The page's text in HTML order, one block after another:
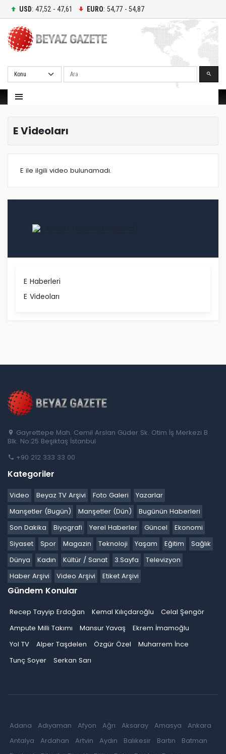
USD: 47,52 - 47,61 EURO: 54,77 - 54,87
Ara
E Videoları
E ile ilgili video bulunamadı.
E Haberleri
E Videoları
Gayrettepe Mah. Cemil Arslan Güder Sk. Otim İş Merkezi B
Blk. No:25 Beşiktaş İstanbul
+90 212 333 33 00
Kategoriler
Video Beyaz TV Arşivi Foto Galeri
Yazarlar
Manşetler (Bugün)
Manşetler (Dün)
Bugünün Haberleri
Son Dakika
Biyografi Yerel Haberler Güncel
Ekonomi
Siyaset
Spor Magazin Teknoloji Yaşam Eğitim
Sağlık
Dünya
Kadın Kültür / Sanat 3.Sayfa
Televizyon
Haber Arşivi
Video Arşivi Etiket Arşivi
Gündem Konular
Recep Tayyip Erdoğan Kemal Kılıçdaroğlu
Celal Şengör
Ampute Milli Takımı
Mansur Yavaş
Ekrem İmamoğlu
Yol TV
Alper Taşdelen Özgür Özel
Muharrem İnce
Tunç Soyer
Serkan Sarı
Adana Adıyaman Afyon Ağrı Aksaray Amasya
Ankara
Antalya
Ardahan Artvin Aydın Balıkesir Bartın
Batman